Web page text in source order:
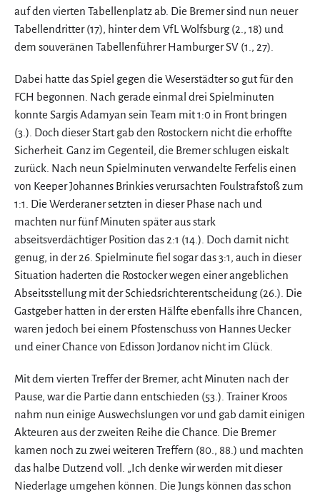
auf den vierten Tabellenplatz ab. Die Bremer sind nun neuer
Tabellendritter (17), hinter dem VfL Wolfsburg (2., 18) und
dem souveränen Tabellenführer Hamburger SV (1., 27).
Dabei hatte das Spiel gegen die Weserstädter so gut für den
FCH begonnen. Nach gerade einmal drei Spielminuten
konnte Sargis Adamyan sein Team mit 1:0 in Front bringen
(3.). Doch dieser Start gab den Rostockern nicht die erhoffte
Sicherheit. Ganz im Gegenteil, die Bremer schlugen eiskalt
zurück. Nach neun Spielminuten verwandelte Ferfelis einen
von Keeper Johannes Brinkies verursachten Foulstrafstoß zum
1:1. Die Werderaner setzten in dieser Phase nach und
machten nur fünf Minuten später aus stark
abseitsverdächtiger Position das 2:1 (14.). Doch damit nicht
genug, in der 26. Spielminute fiel sogar das 3:1, auch in dieser
Situation haderten die Rostocker wegen einer angeblichen
Abseitsstellung mit der Schiedsrichterentscheidung (26.). Die
Gastgeber hatten in der ersten Hälfte ebenfalls ihre Chancen,
waren jedoch bei einem Pfostenschuss von Hannes Uecker
und einer Chance von Edisson Jordanov nicht im Glück.
Mit dem vierten Treffer der Bremer, acht Minuten nach der
Pause, war die Partie dann entschieden (53.). Trainer Kroos
nahm nun einige Auswechslungen vor und gab damit einigen
Akteuren aus der zweiten Reihe die Chance. Die Bremer
kamen noch zu zwei weiteren Treffern (80., 88.) und machten
das halbe Dutzend voll. „Ich denke wir werden mit dieser
Niederlage umgehen können. Die Jungs können das schon